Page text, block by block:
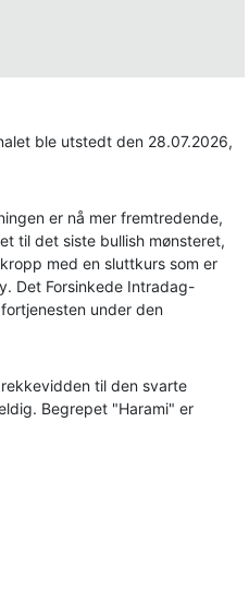
ble utstedt den 28.07.2026,
er nå mer fremtredende,
til det siste bullish mønsteret,
med en sluttkurs som er
Det Forsinkede Intradag-
under den
til den svarte
Begrepet "Harami" er